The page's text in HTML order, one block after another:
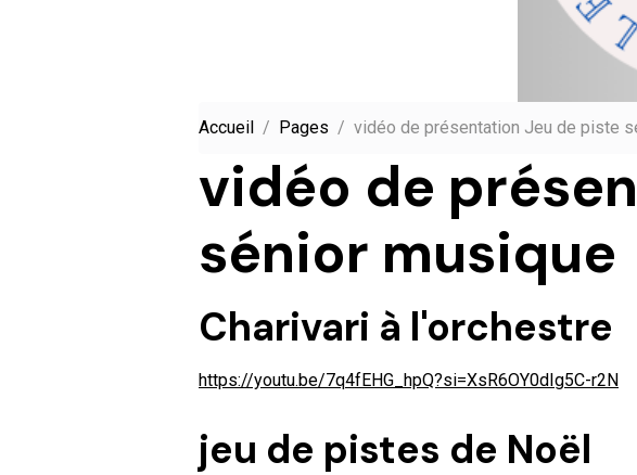
Accueil Pages vidéo de présentation Jeu de piste
vidéo de
sénior musique
Charivari à l'orchestre
https://youtu.be/7q4fEHG_hpQ?si=XsR6OY0dIg5C-r2N
jeu de pistes de Noël